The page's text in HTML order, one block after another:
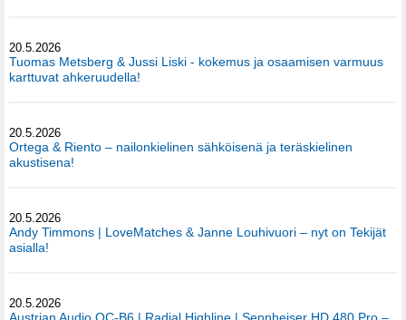
20.5.2026
Tuomas Metsberg & Jussi Liski - kokemus ja osaamisen varmuus
karttuvat ahkeruudella!
20.5.2026
Ortega & Riento – nailonkielinen sähköisenä ja teräskielinen
akustisena!
20.5.2026
Andy Timmons | LoveMatches & Janne Louhivuori – nyt on Tekijät
asialla!
20.5.2026
Austrian Audio OC-B6 | Radial Highline | Sennheiser HD 480 Pro –